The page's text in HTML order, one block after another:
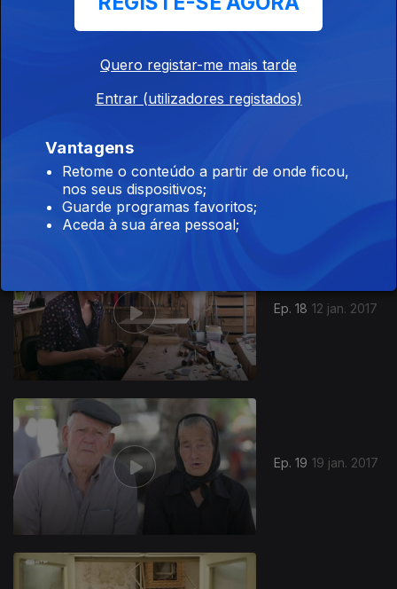
29 dez. 2016
Ep. 18 12 jan. 2017
Ep. 19 19 jan. 2017
Quero registar-me mais tarde
Entrar (utilizadores registados)
Vantagens
Retome o conteúdo a partir de onde ficou,
nos seus dispositivos;
Guarde programas favoritos;
Aceda à sua área pessoal;